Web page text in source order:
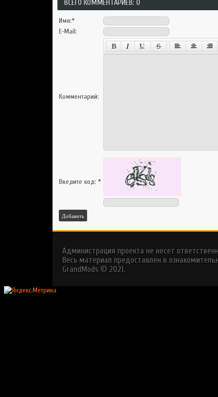
ВСЕГО КОММЕНТАРИЕВ: 0
Имя:*
E-Mail:
Комментарий:
Введите код: *
Добавить
Администрация проекта не несет
Весь материал предоставлен в
GrandMods © 2021.